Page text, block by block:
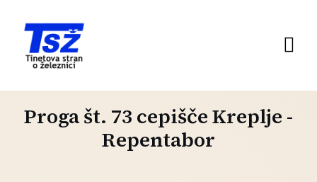
Proga št. 73 cepišče Kreplje -
Repentabor